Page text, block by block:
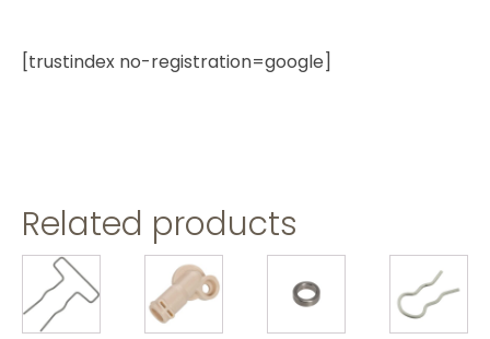
[trustindex no-registration=google]
Related products